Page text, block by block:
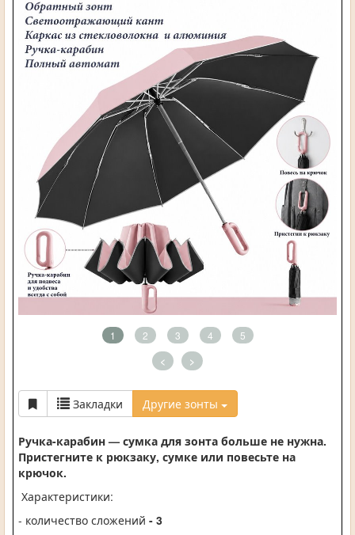
1 2 3 4 5
< >
Закладки Другие зонты
Ручка-карабин — сумка для зонта больше не нужна.
Пристегните к рюкзаку, сумке или повесьте на
крючок.
Характеристики:
- количество сложений - 3